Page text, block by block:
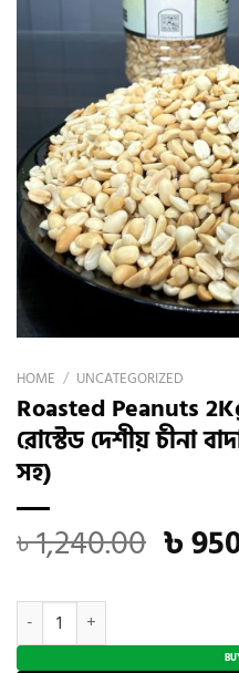
HOME / UNCATEGORIZED
Roasted Peanuts
রোস্টেড দেশীয় চীনা
সহ)
৳1,240.00
৳
৳
Roasted Peanuts 2Kg (With